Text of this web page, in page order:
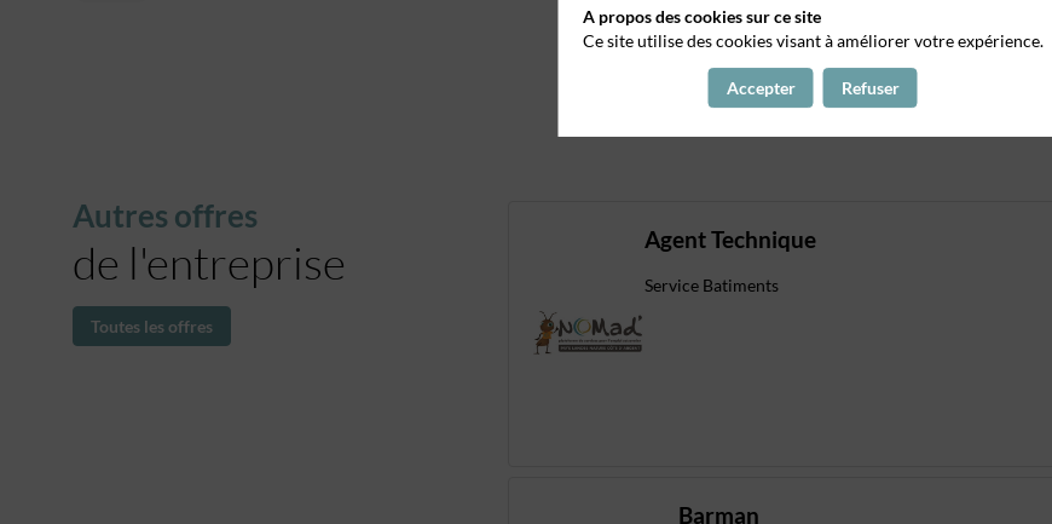
Autres offres
de l'entreprise
Toutes les offres
Agent Technique
Service Batiments
Barman
A propos des cookies sur ce site
Ce site utilise des cookies visant à améliorer votre expérience.
Accepter Refuser